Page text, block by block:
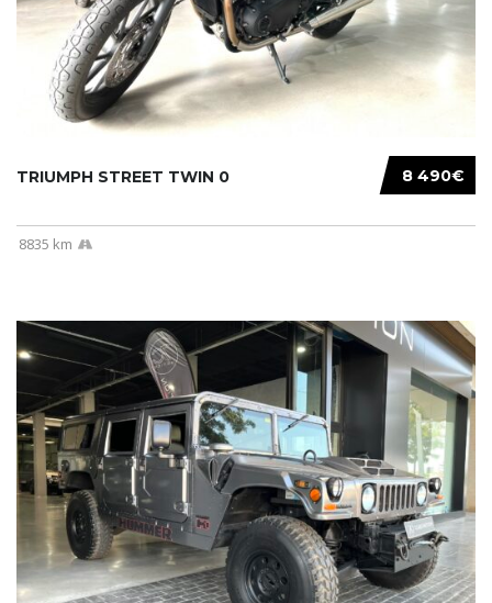
8 490€
TRIUMPH STREET TWIN 0
8835 km